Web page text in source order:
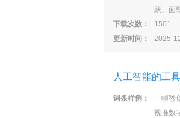
跃、面
下载次数：
1501
更新时间：
2025-
人工智能的工
词条样例：
一帧秒
视推数